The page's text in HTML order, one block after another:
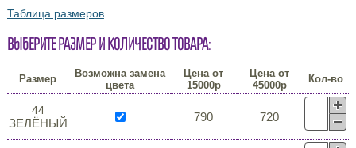
Таблица размеров
Выберите размер и количество товара:
Размер
Возможна замена
цвета
Цена от
15000р
Цена от
45000р
Кол-во
44
ЗЕЛЁНЫЙ 790 720